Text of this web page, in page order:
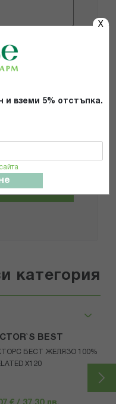
X
и вземи 5% отстъпка.
за
категория
BEST
БЕСТ ЖЕЛЯЗО 100%
Х120